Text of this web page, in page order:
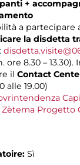
+
a partecipare
la disdetta
ore 8.30 –
il Contact
alle 19.00)
Zètema Progetto
Sì